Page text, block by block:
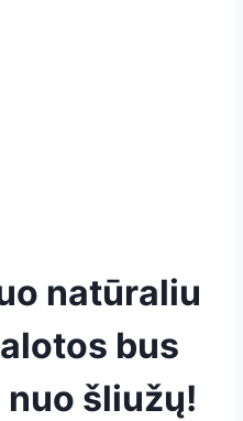
natūraliu
bus
šliužų!